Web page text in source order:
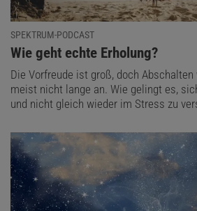
SPEKTRUM-PODCAST
:
Wie geht echte Erholung?
Die Vorfreude ist groß, doch
meist nicht lange an. Wie gelingt es,
und nicht gleich wieder im Stress zu